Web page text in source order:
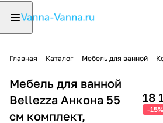
Главная Каталог Мебель для ванной
Мебель для ванной
Bellezza Анкона 55
см комплект,
18
-15%